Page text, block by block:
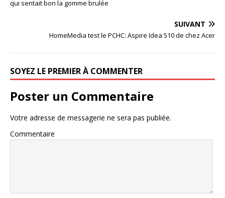
qui sentait bon la gomme brulée
SUIVANT
HomeMedia test le PCHC: Aspire Idea 510 de chez Acer
SOYEZ LE PREMIER À COMMENTER
Poster un Commentaire
Votre adresse de messagerie ne sera pas publiée.
Commentaire